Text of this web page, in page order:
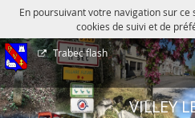
En poursuivant votre navigation sur ce
cookies de suivi et de
Trabec flash
VILLEY